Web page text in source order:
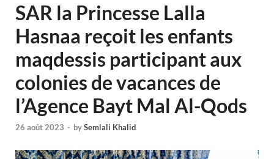
SAR la Princesse Lalla
Hasnaa reçoit les enfants
maqdessis participant aux
colonies de vacances de
l’Agence Bayt Mal Al-Qods
26 août 2023 - bySemlali Khalid